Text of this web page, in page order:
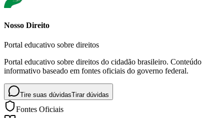
Nosso Direito
Portal educativo sobre direitos
Portal educativo sobre direitos do cidadão brasileiro. Conteúdo
informativo baseado em fontes oficiais do governo federal.
Tire suas dúvidasTirar dúvidas
Fontes Oficiais